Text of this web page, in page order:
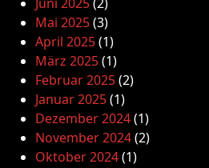
Mai 2025(3)
April 2025(1)
März 2025(1)
Februar 2025(2)
Januar 2025(1)
Dezember 2024(1)
November 2024(2)
Oktober 2024(1)